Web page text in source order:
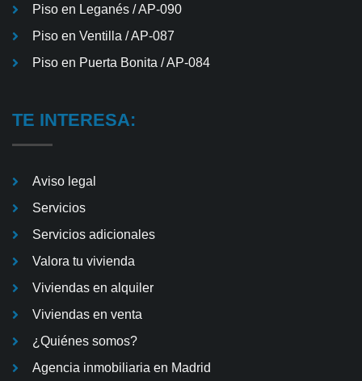
Piso en Leganés / AP-090
Piso en Ventilla / AP-087
Piso en Puerta Bonita / AP-084
TE INTERESA:
Aviso legal
Servicios
Servicios adicionales
Valora tu vivienda
Viviendas en alquiler
Viviendas en venta
¿Quiénes somos?
Agencia inmobiliaria en Madrid